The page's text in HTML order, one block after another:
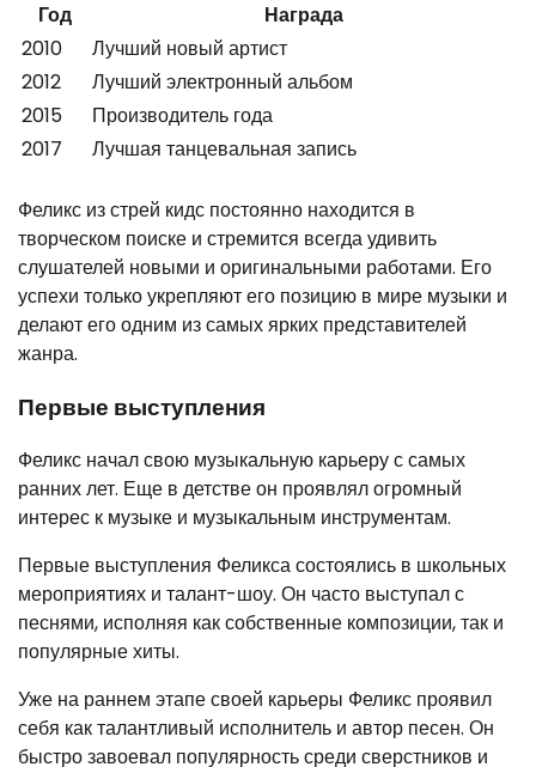
Год
Награда
2010
Лучший новый артист
2012
Лучший электронный альбом
2015
Производитель года
2017
Лучшая танцевальная запись
Феликс из стрей кидс постоянно находится в
творческом поиске и стремится всегда удивить
слушателей новыми и оригинальными работами. Его
успехи только укрепляют его позицию в мире музыки и
делают его одним из самых ярких представителей
жанра.
Первые выступления
Феликс начал свою музыкальную карьеру с самых
ранних лет. Еще в детстве он проявлял огромный
интерес к музыке и музыкальным инструментам.
Первые выступления Феликса состоялись в школьных
мероприятиях и талант-шоу. Он часто выступал с
песнями, исполняя как собственные композиции, так и
популярные хиты.
Уже на раннем этапе своей карьеры Феликс проявил
себя как талантливый исполнитель и автор песен. Он
быстро завоевал популярность среди сверстников и